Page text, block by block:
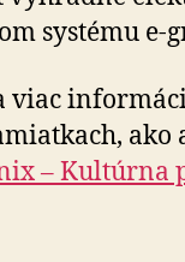
systému e-
viac
– Kultúrna